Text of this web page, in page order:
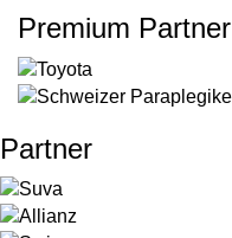
Premium Partner
Partner